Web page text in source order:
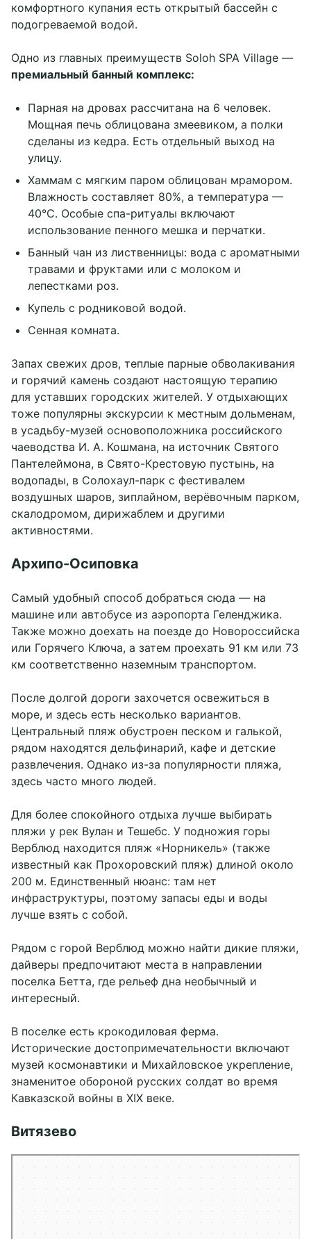
комфортного купания есть открытый бассейн с
подогреваемой водой.
Одно из главных преимуществ Soloh SPA Village —
премиальный банный комплекс:
Парная на дровах рассчитана на 6 человек.
Мощная печь облицована змеевиком, а полки
сделаны из кедра. Есть отдельный выход на
улицу.
Хаммам с мягким паром облицован мрамором.
Влажность составляет 80%, а температура —
40°C. Особые спа-ритуалы включают
использование пенного мешка и перчатки.
Банный чан из лиственницы: вода с ароматными
травами и фруктами или с молоком и
лепестками роз.
Купель с родниковой водой.
Сенная комната.
Запах свежих дров, теплые парные обволакивания
и горячий камень создают настоящую терапию
для уставших городских жителей. У отдыхающих
тоже популярны экскурсии к местным дольменам,
в усадьбу-музей основоположника российского
чаеводства И. А. Кошмана, на источник Святого
Пантелеймона, в Свято-Крестовую пустынь, на
водопады, в Солохаул-парк с фестивалем
воздушных шаров, зиплайном, верёвочным парком,
скалодромом, дирижаблем и другими
активностями.
Архипо-Осиповка
Самый удобный способ добраться сюда — на
машине или автобусе из аэропорта Геленджика.
Также можно доехать на поезде до Новороссийска
или Горячего Ключа, а затем проехать 91 км или 73
км соответственно наземным транспортом.
После долгой дороги захочется освежиться в
море, и здесь есть несколько вариантов.
Центральный пляж обустроен песком и галькой,
рядом находятся дельфинарий, кафе и детские
развлечения. Однако из-за популярности пляжа,
здесь часто много людей.
Для более спокойного отдыха лучше выбирать
пляжи у рек Вулан и Тешебс. У подножия горы
Верблюд находится пляж «Норникель» (также
известный как Прохоровский пляж) длиной около
200 м. Единственный нюанс: там нет
инфраструктуры, поэтому запасы еды и воды
лучше взять с собой.
Рядом с горой Верблюд можно найти дикие пляжи,
дайверы предпочитают места в направлении
поселка Бетта, где рельеф дна необычный и
интересный.
В поселке есть крокодиловая ферма.
Исторические достопримечательности включают
музей космонавтики и Михайловское укрепление,
знаменитое обороной русских солдат во время
Кавказской войны в XIX веке.
Витязево